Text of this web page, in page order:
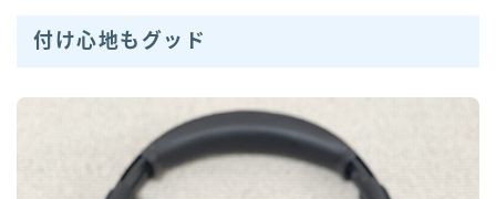
付け心地もグッド